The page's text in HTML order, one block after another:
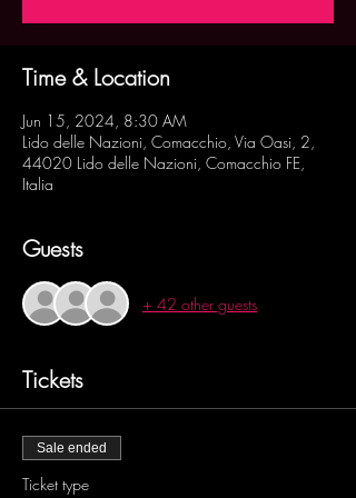
Time & Location
Jun 15, 2024, 8:30 AM
Lido delle Nazioni, Comacchio, Via Oasi, 2,
44020 Lido delle Nazioni, Comacchio FE,
Italia
Guests
+ 42 other guests
Tickets
Sale ended
Ticket type